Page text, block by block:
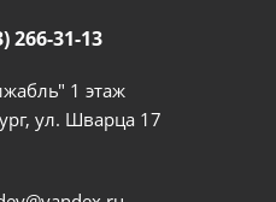
266-31-13
1 этаж
ул. Шварца 17